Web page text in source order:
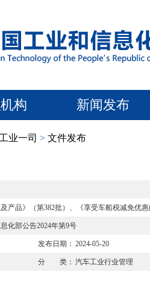
构 新闻发布
业一司 > 文件发布
及产品》（第382批）、《享受车船税减免优
化部公告2024年第9号
发布日期： 2024-05-20
分 类： 汽车工业行业管理